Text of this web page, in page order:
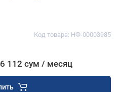
Код товара: НФ-00003985
112 сум / месяц